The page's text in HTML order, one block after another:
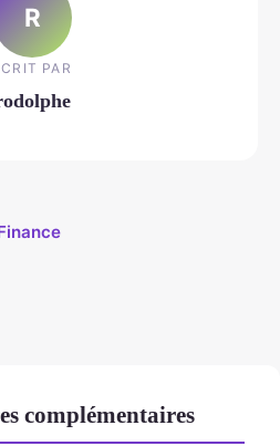
R
PAR
complémentaires